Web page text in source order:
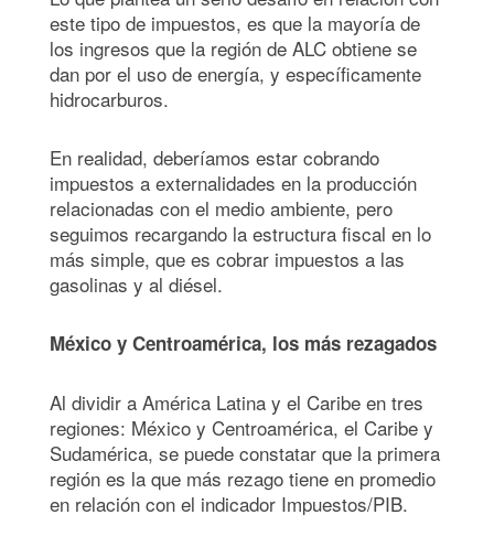
este tipo de impuestos, es que la mayoría de
los ingresos que la región de ALC obtiene se
dan por el uso de energía, y específicamente
hidrocarburos.
En realidad, deberíamos estar cobrando
impuestos a externalidades en la producción
relacionadas con el medio ambiente, pero
seguimos recargando la estructura fiscal en lo
más simple, que es cobrar impuestos a las
gasolinas y al diésel.
México y Centroamérica, los más rezagados
Al dividir a América Latina y el Caribe en tres
regiones: México y Centroamérica, el Caribe y
Sudamérica, se puede constatar que la primera
región es la que más rezago tiene en promedio
en relación con el indicador Impuestos/PIB.